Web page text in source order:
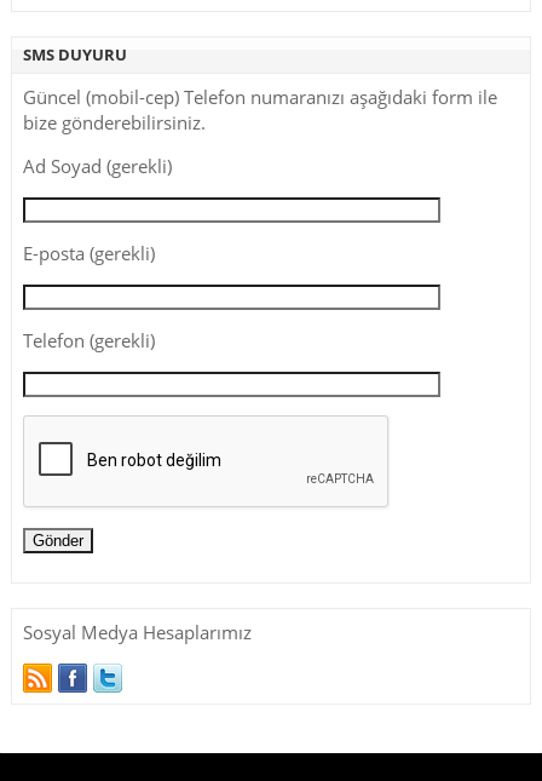
SMS DUYURU
Güncel (mobil-cep) Telefon numaranızı aşağıdaki form ile
bize gönderebilirsiniz.
Ad Soyad (gerekli)
E-posta (gerekli)
Telefon (gerekli)
Sosyal Medya Hesaplarımız